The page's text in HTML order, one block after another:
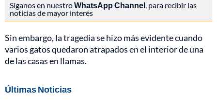
Síganos en nuestroWhatsApp Channel, para recibir las
noticias de mayor interés
Sin embargo, la tragedia se hizo más evidente cuando
varios gatos quedaron atrapados en el interior de una
de las casas en llamas.
Últimas Noticias